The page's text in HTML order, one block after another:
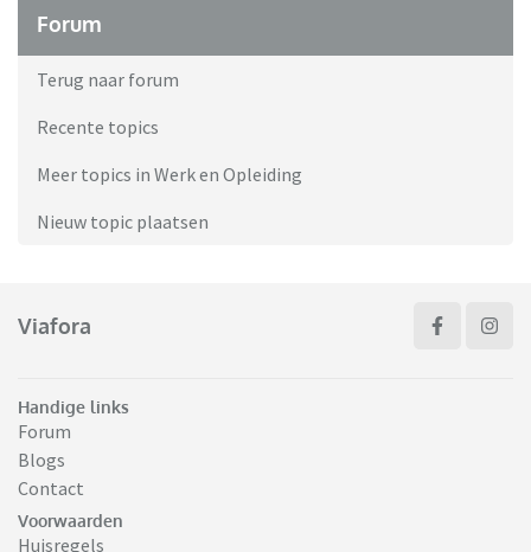
Forum
Terug naar forum
Recente topics
Meer topics in Werk en Opleiding
Nieuw topic plaatsen
Viafora
Handige links
Forum
Blogs
Contact
Voorwaarden
Huisregels